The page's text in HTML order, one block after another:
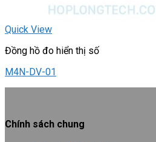
Quick View
Đồng hồ đo hiển thị số
M4N-DV-01
Chính sách chung